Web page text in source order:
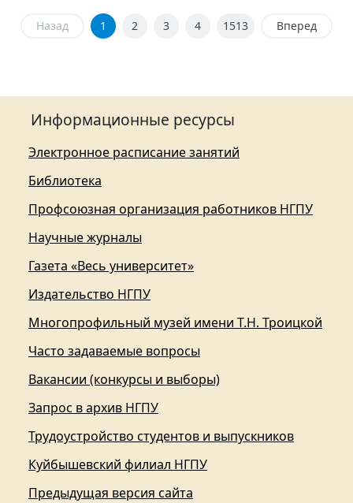
Назад 1 2 3 4 1513 Вперед
Информационные ресурсы
Электронное расписание занятий
Библиотека
Профсоюзная организация работников НГПУ
Научные журналы
Газета «Весь университет»
Издательство НГПУ
Многопрофильный музей имени Т.Н. Троицкой
Часто задаваемые вопросы
Вакансии (конкурсы и выборы)
Запрос в архив НГПУ
Трудоустройство студентов и выпускников
Куйбышевский филиал НГПУ
Предыдущая версия сайта